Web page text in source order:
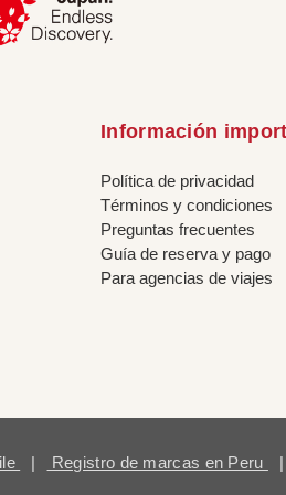
Información
Política de privacidad
Términos y condiciones
Preguntas frecuentes
Guía de reserva y pago
Para agencias de viajes
| Registro de marcas en Peru |